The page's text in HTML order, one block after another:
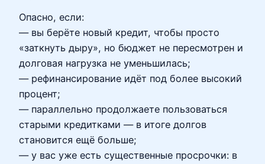
Опасно, если:
— вы берёте новый кредит, чтобы просто
«заткнуть дыру», но бюджет не пересмотрен и
долговая нагрузка не уменьшилась;
— рефинансирование идёт под более высокий
процент;
— параллельно продолжаете пользоваться
старыми кредитками — в итоге долгов
становится ещё больше;
— у вас уже есть существенные просрочки: в